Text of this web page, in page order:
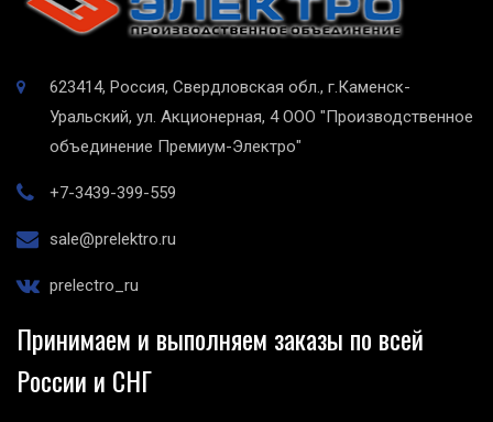
623414, Россия, Свердловская обл., г.Каменск-
Уральский, ул. Акционерная, 4 ООО "Производственное
объединение Премиум-Электро"
+7-3439-399-559
sale@prelektro.ru
prelectro_ru
Принимаем и выполняем заказы по всей
России и СНГ